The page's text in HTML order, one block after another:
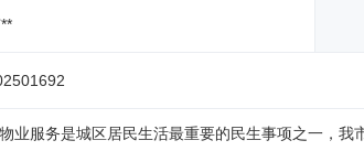
业服务是城区居民生活最重要的民生事项之一，